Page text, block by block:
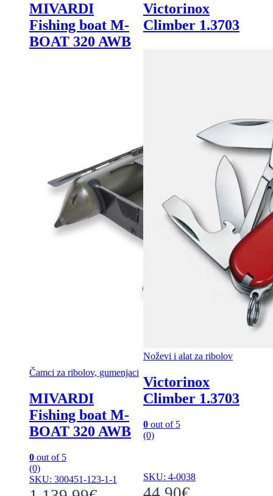
MIVARDI
Fishing boat M-
BOAT 320 AWB
Čamci za ribolov, gumenjaci
MIVARDI
Fishing boat M-
BOAT 320 AWB
0 out of 5
(0)
SKU: 300451-123-1-1
Victorinox
Climber 1.3703
Noževi i alat za ribolov
Victorinox
Climber 1.3703
0 out of 5
(0)
SKU: 4-0038